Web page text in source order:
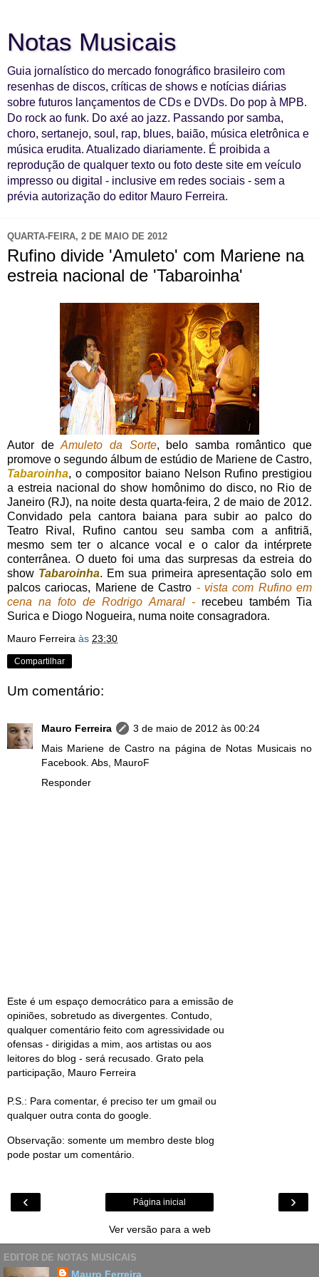
Notas Musicais
Guia jornalístico do mercado fonográfico brasileiro com
resenhas de discos, críticas de shows e notícias diárias
sobre futuros lançamentos de CDs e DVDs. Do pop à MPB.
Do rock ao funk. Do axé ao jazz. Passando por samba,
choro, sertanejo, soul, rap, blues, baião, música eletrônica e
música erudita. Atualizado diariamente. É proibida a
reprodução de qualquer texto ou foto deste site em veículo
impresso ou digital - inclusive em redes sociais - sem a
prévia autorização do editor Mauro Ferreira.
QUARTA-FEIRA, 2 DE MAIO DE 2012
Rufino divide 'Amuleto' com Mariene na
estreia nacional de 'Tabaroinha'
Autor deAmuleto da Sorte, belo samba romântico que
promove o segundo álbum de estúdio de Mariene de Castro,
Tabaroinha, o compositor baiano Nelson Rufino prestigiou
a estreia nacional do show homônimo do disco, no Rio de
Janeiro (RJ), na noite desta quarta-feira, 2 de maio de 2012.
Convidado pela cantora baiana para subir ao palco do
Teatro Rival, Rufino cantou seu samba com a anfitriã,
mesmo sem ter o alcance vocal e o calor da intérprete
conterrânea. O dueto foi uma das surpresas da estreia do
show Tabaroinha. Em sua primeira apresentação solo em
palcos cariocas, Mariene de Castro - vista com Rufino em
cena na foto de Rodrigo Amaral - recebeu também Tia
Surica e Diogo Nogueira, numa noite consagradora.
Mauro Ferreira às 23:30
Compartilhar
Um comentário:
Mauro Ferreira
3 de maio de 2012 às 00:24
Mais Mariene de Castro na página de Notas Musicais no
Facebook. Abs, MauroF
Responder
Este é um espaço democrático para a emissão de
opiniões, sobretudo as divergentes. Contudo,
qualquer comentário feito com agressividade ou
ofensas - dirigidas a mim, aos artistas ou aos
leitores do blog - será recusado. Grato pela
participação, Mauro Ferreira
P.S.: Para comentar, é preciso ter um gmail ou
qualquer outra conta do google.
Observação: somente um membro deste blog
pode postar um comentário.
‹ ›
Página inicial
Ver versão para a web
EDITOR DE NOTAS MUSICAIS
Mauro Ferreira